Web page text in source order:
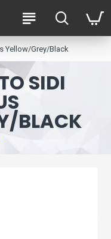
Yellow/Grey/Black
SIDI
BLACK